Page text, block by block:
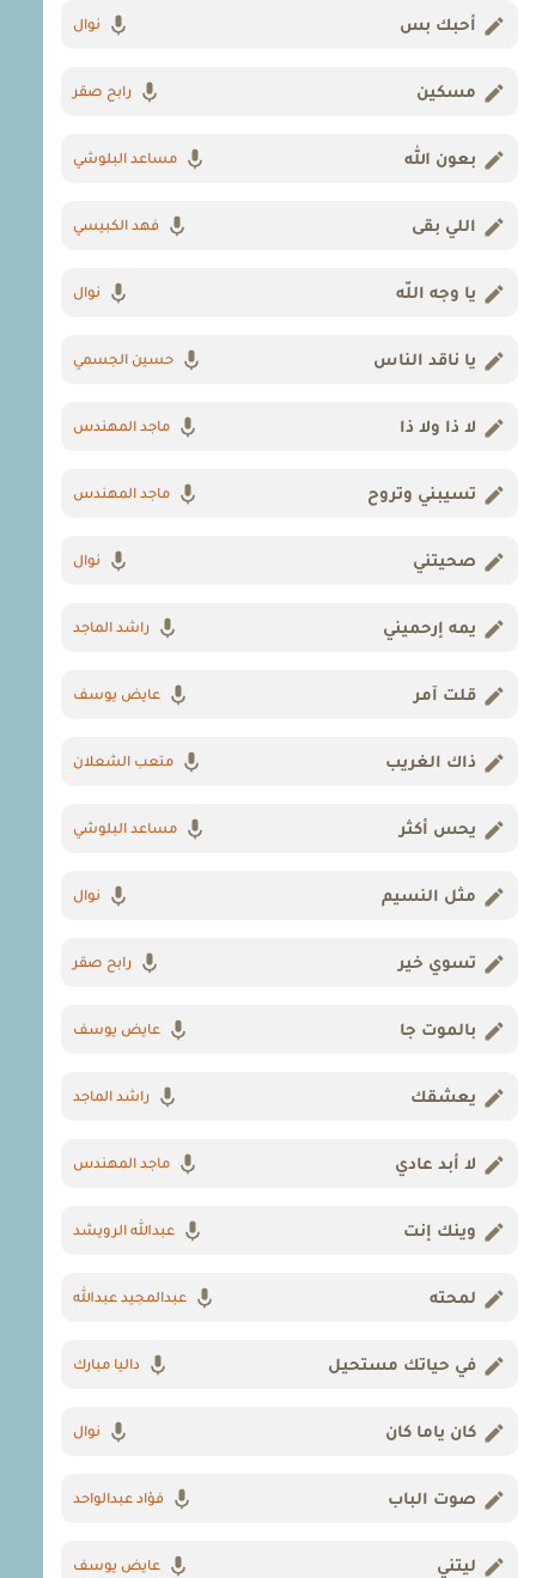
أحبك بس نوال
مسكين رابح صقر
بعون الله مساعد البلوشي
اللي بقى فهد الكبيسي
يا وجه اللّه نوال
يا ناقد الناس حسين الجسمي
لا ذا ولا ذا ماجد المهندس
تسيبني وتروح ماجد المهندس
صحيتني نوال
يمه إرحميني راشد الماجد
قلت آمر عايض يوسف
ذاك الغريب متعب الشعلان
يحس أكثر مساعد البلوشي
مثل النسيم نوال
تسوي خير رابح صقر
بالموت جا عايض يوسف
يعشقك راشد الماجد
لا أبد عادي ماجد المهندس
وينك إنت عبدالله الرويشد
لمحته عبدالمجيد عبدالله
في حياتك مستحيل داليا مبارك
كان ياما كان نوال
صوت الباب فؤاد عبدالواحد
ليتني عايض يوسف